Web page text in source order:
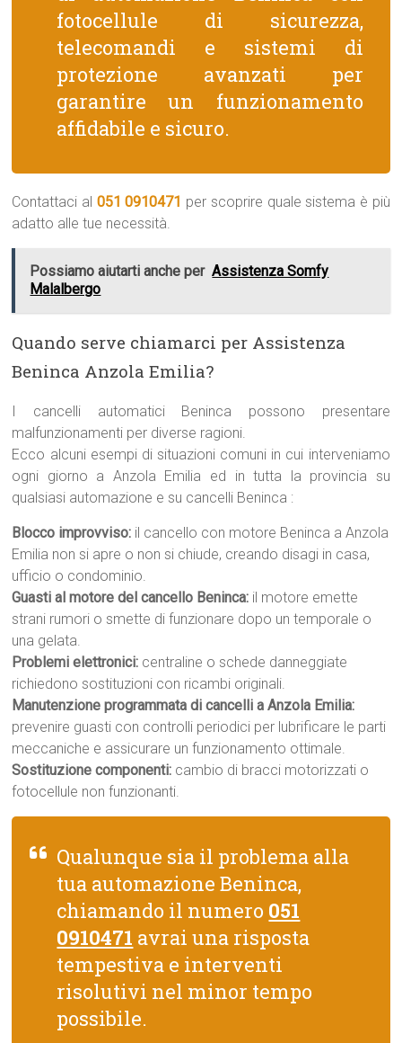
fotocellule di sicurezza,
telecomandi e sistemi di
protezione avanzati per
garantire un funzionamento
affidabile e sicuro.
Contattaci al 051 0910471 per scoprire quale sistema è più
adatto alle tue necessità.
Possiamo aiutarti anche per Assistenza Somfy
Malalbergo
Quando serve chiamarci per Assistenza
Beninca Anzola Emilia?
I cancelli automatici Beninca possono presentare
malfunzionamenti per diverse ragioni.
Ecco alcuni esempi di situazioni comuni in cui interveniamo
ogni giorno a Anzola Emilia ed in tutta la provincia su
qualsiasi automazione e su cancelli Beninca :
Blocco improvviso: il cancello con motore Beninca a Anzola
Emilia non si apre o non si chiude, creando disagi in casa,
ufficio o condominio.
Guasti al motore del cancello Beninca: il motore emette
strani rumori o smette di funzionare dopo un temporale o
una gelata.
Problemi elettronici: centraline o schede danneggiate
richiedono sostituzioni con ricambi originali.
Manutenzione programmata di cancelli a Anzola Emilia:
prevenire guasti con controlli periodici per lubrificare le parti
meccaniche e assicurare un funzionamento ottimale.
Sostituzione componenti: cambio di bracci motorizzati o
fotocellule non funzionanti.
Qualunque sia il problema alla
tua automazione Beninca,
chiamando il numero 051
0910471 avrai una risposta
tempestiva e interventi
risolutivi nel minor tempo
possibile.